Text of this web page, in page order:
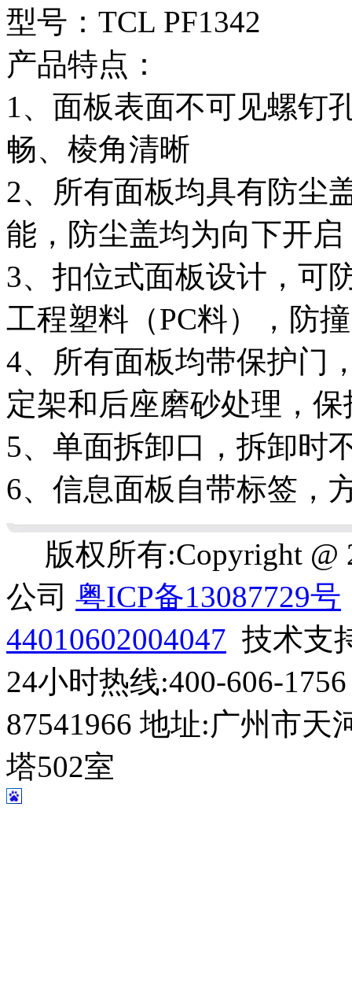
型号：TCL PF1342
产品特点：
1、面板表面不可见螺钉
畅、棱角清晰
2、所有面板均具有防尘
能，防尘盖均为向下开
3、扣位式面板设计，可
工程塑料（PC料），防
4、所有面板均带保护门
定架和后座磨砂处理，
5、单面拆卸口，拆卸时
6、信息面板自带标签，
版权所有:Copyright @
公司 粤ICP备13087729号
44010602004047 技术支
24小时热线:400-606-
87541966 地址:广州市天
塔502室